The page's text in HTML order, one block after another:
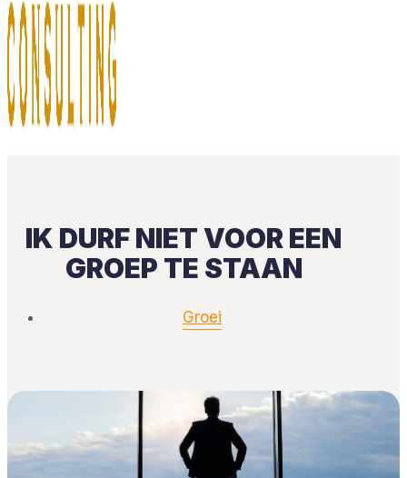
IK DURF NIET VOOR EEN
GROEP TE STAAN
Groei